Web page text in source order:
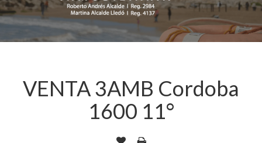
VENTA 3AMB Cordoba
1600 11°